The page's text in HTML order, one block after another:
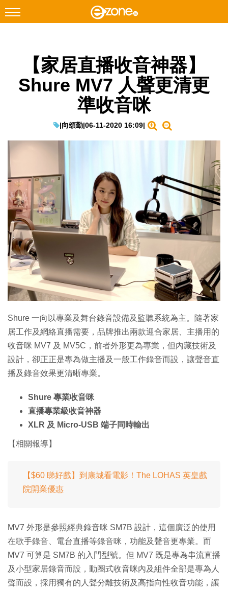
Facebook Instagram
科技焦點
教學評測
EduTech
IT Times
生成式AI與雲端應用
Enterprise Digital Transformation
特集
【家居直播收音神器】
Shure MV7 人聲更清更
準收音咪
|向頌勤|06-11-2020 16:09|
Shure 一向以專業及舞台錄音設備及監聽系統為主。隨著家
居工作及網絡直播需要，品牌推出兩款迎合家居、主播用的
收音咪 MV7 及 MV5C，前者外形更為專業，但內藏技術及
設計，卻正正是專為做主播及一般工作錄音而設，讓聲音直
播及錄音效果更清晰專業。
Shure 專業收音咪
直播專業級收音神器
XLR 及 Micro-USB 端子同時輸出
【相關報導】
【$60 睇好戲】到康城看電影！The LOHAS 英皇戲
院開業優惠
MV7 外形是參照經典錄音咪 SM7B 設計，這個廣泛的使用
在歌手錄音、電台直播等錄音咪，功能及聲音更專業。而
MV7 可算是 SM7B 的入門型號。但 MV7 既是專為串流直播
及小型家居錄音而設，動圈式收音咪內及組件全部是專為人
聲而設，採用獨有的人聲分離技術及高指向性收音功能，讓